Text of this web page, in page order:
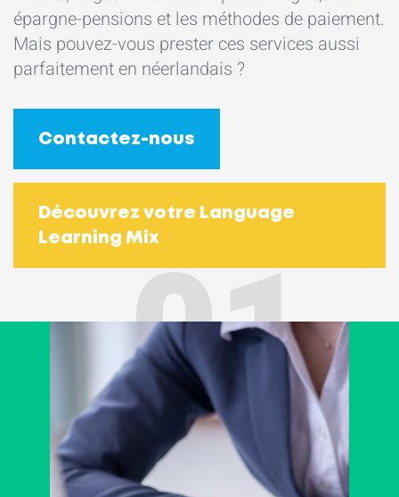
épargne-pensions et les méthodes de paiement.
Mais pouvez-vous prester ces services aussi
parfaitement en néerlandais ?
Contactez-nous
Découvrez votre Language
Learning Mix01